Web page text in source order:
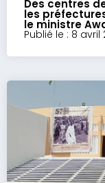
Des centres
les
le ministre
Publié le : 8 avril